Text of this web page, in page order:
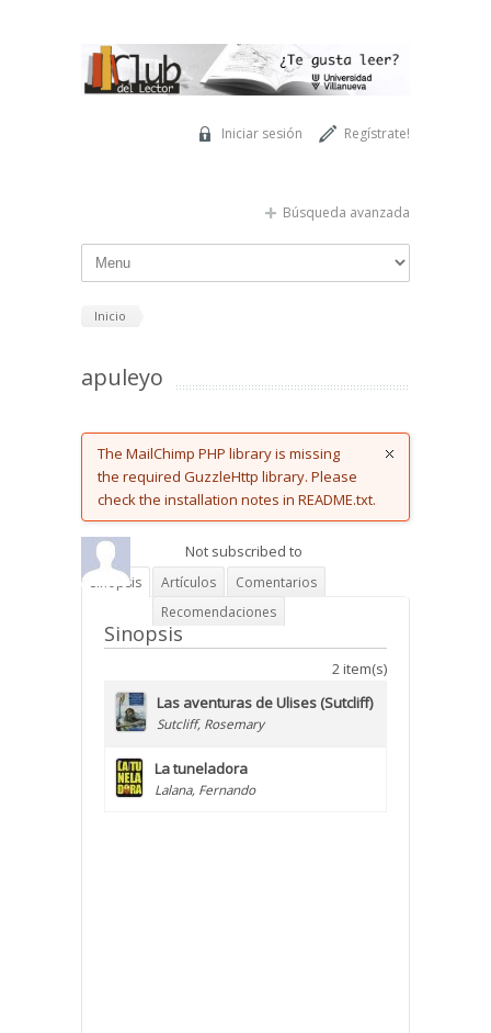
Regístrate!
Iniciar sesión
Búsqueda avanzada
Inicio
apuleyo
Error message
The MailChimp PHP library is missing
the required GuzzleHttp library. Please
check the installation notes in README.txt.
Not subscribed to
Sinopsis Artículos
Comentarios
Recomendaciones
Sinopsis
2 item(s)
Las aventuras de Ulises (Sutcliff)
Sutcliff, Rosemary
La tuneladora
Lalana, Fernando